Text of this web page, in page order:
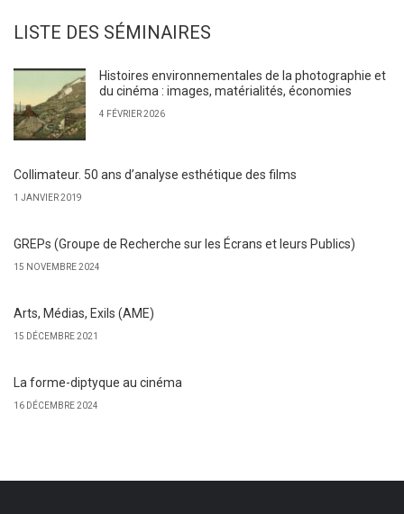
LISTE DES SÉMINAIRES
Histoires environnementales de la photographie et
du cinéma : images, matérialités, économies
4 FÉVRIER 2026
Collimateur. 50 ans d’analyse esthétique des films
1 JANVIER 2019
GREPs (Groupe de Recherche sur les Écrans et leurs Publics)
15 NOVEMBRE 2024
Arts, Médias, Exils (AME)
15 DÉCEMBRE 2021
La forme-diptyque au cinéma
16 DÉCEMBRE 2024